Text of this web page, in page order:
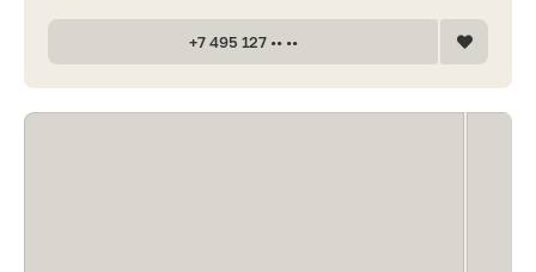
+7 495 127 •• ••